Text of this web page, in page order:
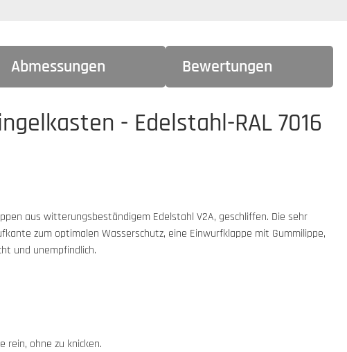
Abmessungen Bewertungen
- Edelstahl-RAL 7016
aus witterungsbeständigem Edelstahl V2A, geschliffen. Die sehr
zum optimalen Wasserschutz, eine Einwurfklappe mit Gummilippe,
und unempfindlich.
rein, ohne zu knicken.